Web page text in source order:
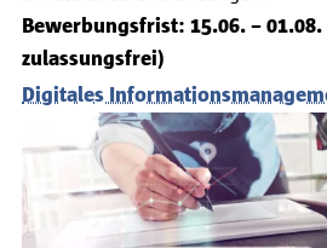
Bewerbungsfrist: 15.06. –
zulassungsfrei)
Digitales